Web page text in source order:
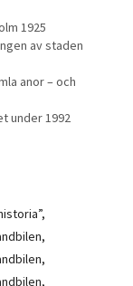
1925
av staden
anor – och
under 1992